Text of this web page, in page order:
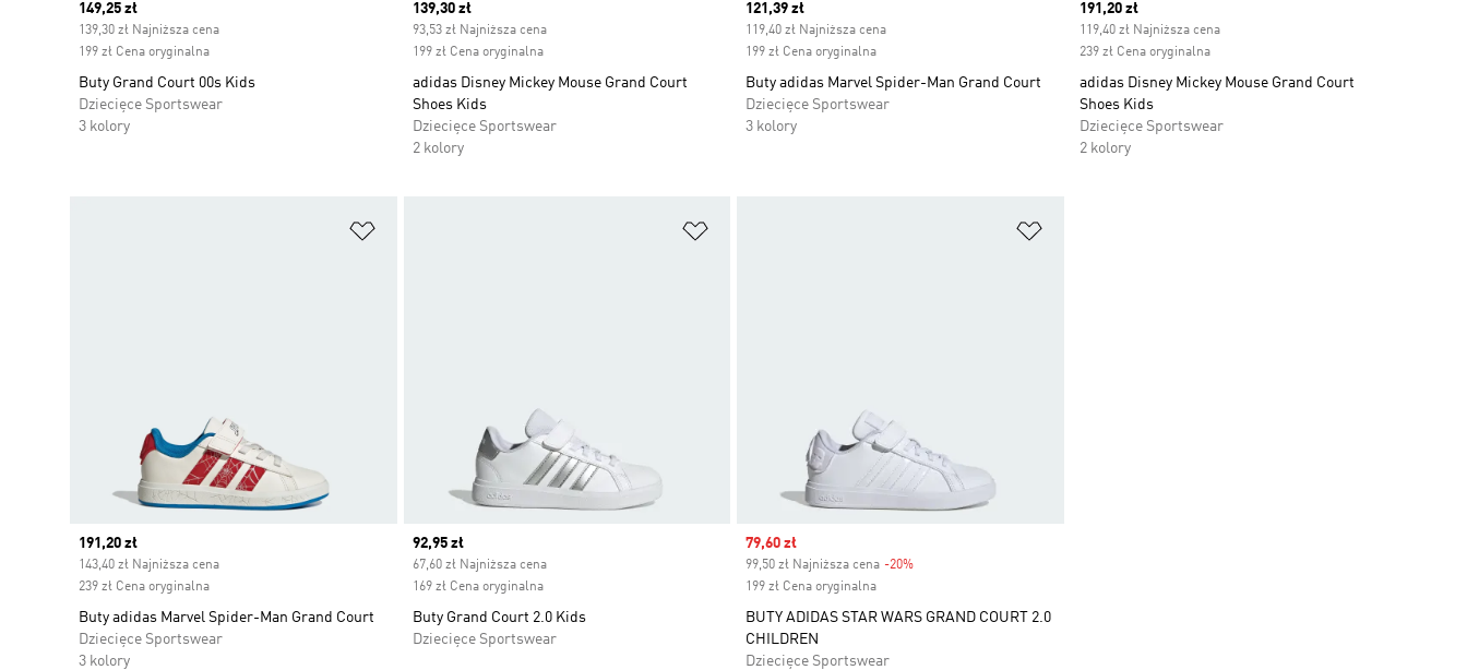
Current price
149,25 zł
139,30 zł Najniższa cena
199 zł Cena oryginalna
Buty Grand Court 00s Kids
Dziecięce Sportswear
3 kolory
Current price
139,30 zł
93,53 zł Najniższa cena
199 zł Cena oryginalna
adidas Disney Mickey Mouse Grand Court
Shoes Kids
Dziecięce Sportswear
2 kolory
Current price
121,39 zł
119,40 zł Najniższa cena
199 zł Cena oryginalna
Buty adidas Marvel Spider-Man Grand Court
Dziecięce Sportswear
3 kolory
Current price
191,20 zł
119,40 zł Najniższa cena
239 zł Cena oryginalna
adidas Disney Mickey Mouse Grand Court
Shoes Kids
Dziecięce Sportswear
2 kolory
Current price
191,20 zł
143,40 zł Najniższa cena
239 zł Cena oryginalna
Buty adidas Marvel Spider-Man Grand Court
Dziecięce Sportswear
3 kolory
Current price
92,95 zł
67,60 zł Najniższa cena
169 zł Cena oryginalna
Buty Grand Court 2.0 Kids
Dziecięce Sportswear
Sale price
79,60 zł
99,50 zł Najniższa cena -20%
199 zł Cena oryginalna
BUTY ADIDAS STAR WARS GRAND COURT 2.0
CHILDREN
Dziecięce Sportswear